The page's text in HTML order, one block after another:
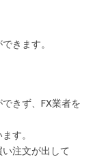
きます。
きず、FX業者を
す。
文が出して